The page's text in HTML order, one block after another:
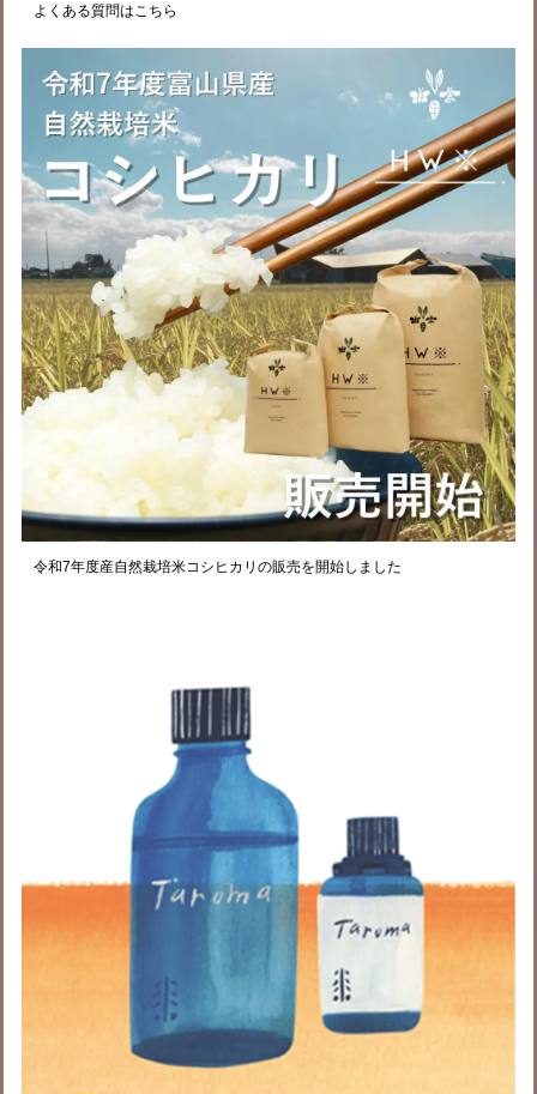
よくある質問はこちら
令和7年度産自然栽培米コシヒカリの販売を開始しました